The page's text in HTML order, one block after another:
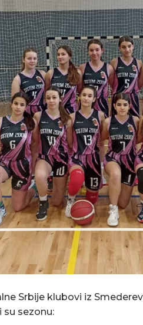
Srbije klubovi iz
su sezonu: